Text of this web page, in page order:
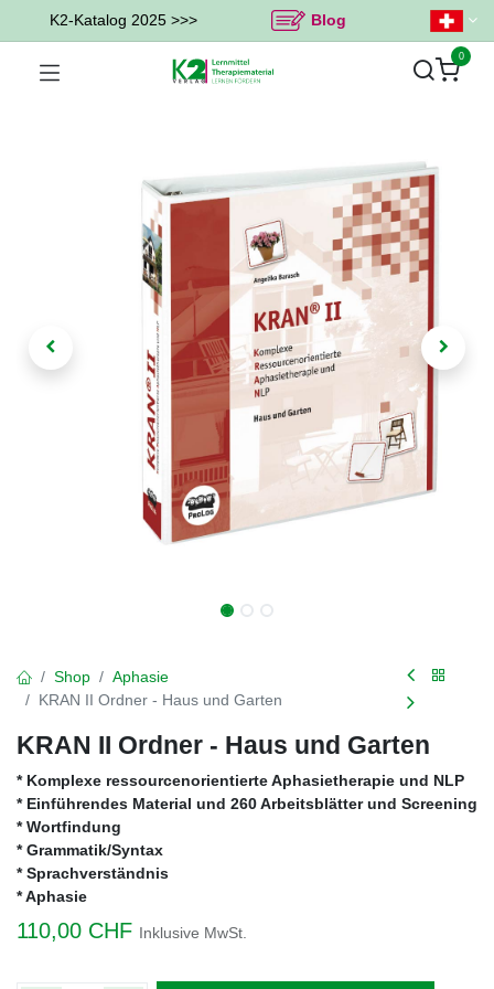
K2-Katalog 2025 >>> Blog
0
Shop
Aphasie
KRAN II Ordner - Haus und Garten
KRAN II Ordner - Haus und Garten
* Komplexe ressourcenorientierte Aphasietherapie und NLP
* Einführendes Material und 260 Arbeitsblätter und Screening
* Wortfindung
* Grammatik/Syntax
* Sprachverständnis
* Aphasie
110,00 CHF Inklusive MwSt.